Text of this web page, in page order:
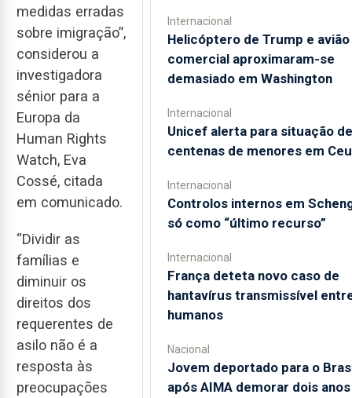
medidas erradas
sobre imigração”,
considerou a
investigadora
sénior para a
Europa da
Human Rights
Watch, Eva
Cossé, citada
em comunicado.
“Dividir as
famílias e
diminuir os
direitos dos
requerentes de
asilo não é a
resposta às
preocupações
Internacional
Helicóptero de Trump e avião
comercial aproximaram-se
demasiado em Washington
Internacional
Unicef alerta para situação de
centenas de menores em
Internacional
Controlos internos em
só como “último recurso”
Internacional
França deteta novo caso de
hantavírus transmissível
humanos
Nacional
Jovem deportado para o
após AIMA demorar dois anos